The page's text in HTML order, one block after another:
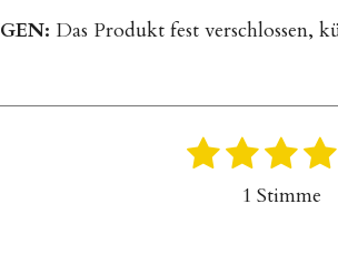
Das Produkt fest verschlossen,
1 2 3
S
4
S
1 Stimme